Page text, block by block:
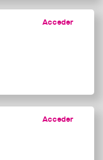
Acceder
Acceder